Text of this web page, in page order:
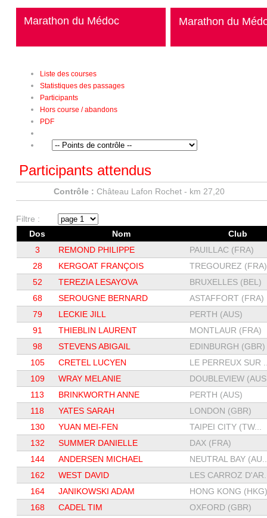
Marathon du Médoc Marathon du
Liste des courses
Statistiques des passages
Participants
Hors course / abandons
PDF
Participants attendus
Contrôle : Château Lafon Rochet - km 27,20
Filtre :
Dos
Nom
Club
3
REMOND PHILIPPE
PAUILLAC (FRA)
28
KERGOAT FRANÇOIS
TREGOUREZ (FRA)
52
TEREZIA LESAYOVA
BRUXELLES (BEL)
68
SEROUGNE BERNARD
ASTAFFORT (FRA)
79
LECKIE JILL
PERTH (AUS)
91
THIEBLIN LAURENT
MONTLAUR (FRA)
98
STEVENS ABIGAIL
EDINBURGH (GBR)
105
CRETEL LUCYEN
LE PERREUX SUR
109
WRAY MELANIE
DOUBLEVIEW
113
BRINKWORTH ANNE
PERTH (AUS)
118
YATES SARAH
LONDON (GBR)
130
YUAN MEI-FEN
TAIPEI CITY (TW...
132
SUMMER DANIELLE
DAX (FRA)
144
ANDERSEN MICHAEL
NEUTRAL BAY
162
WEST DAVID
LES CARROZ
164
JANIKOWSKI ADAM
HONG KONG (HKG)
168
CADEL TIM
OXFORD (GBR)